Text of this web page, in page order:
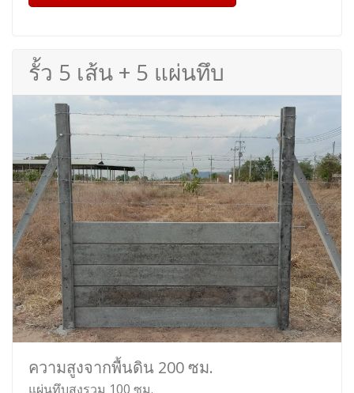
รั้ว 5 เส้น + 5 แผ่นทึบ
ความสูงจากพื้นดิน 200 ซม.
แผ่นทึบสูงรวม 100 ซม.